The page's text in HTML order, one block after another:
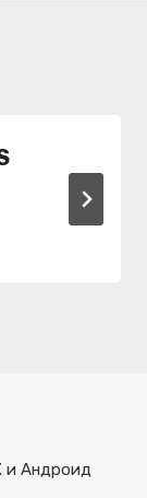
и Андроид